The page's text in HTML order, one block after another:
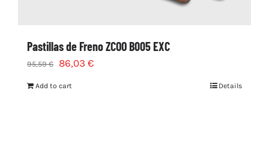
Pastillas de Freno ZCOO B005 EXC
95,59€ 86,03 €
Add to cart Details